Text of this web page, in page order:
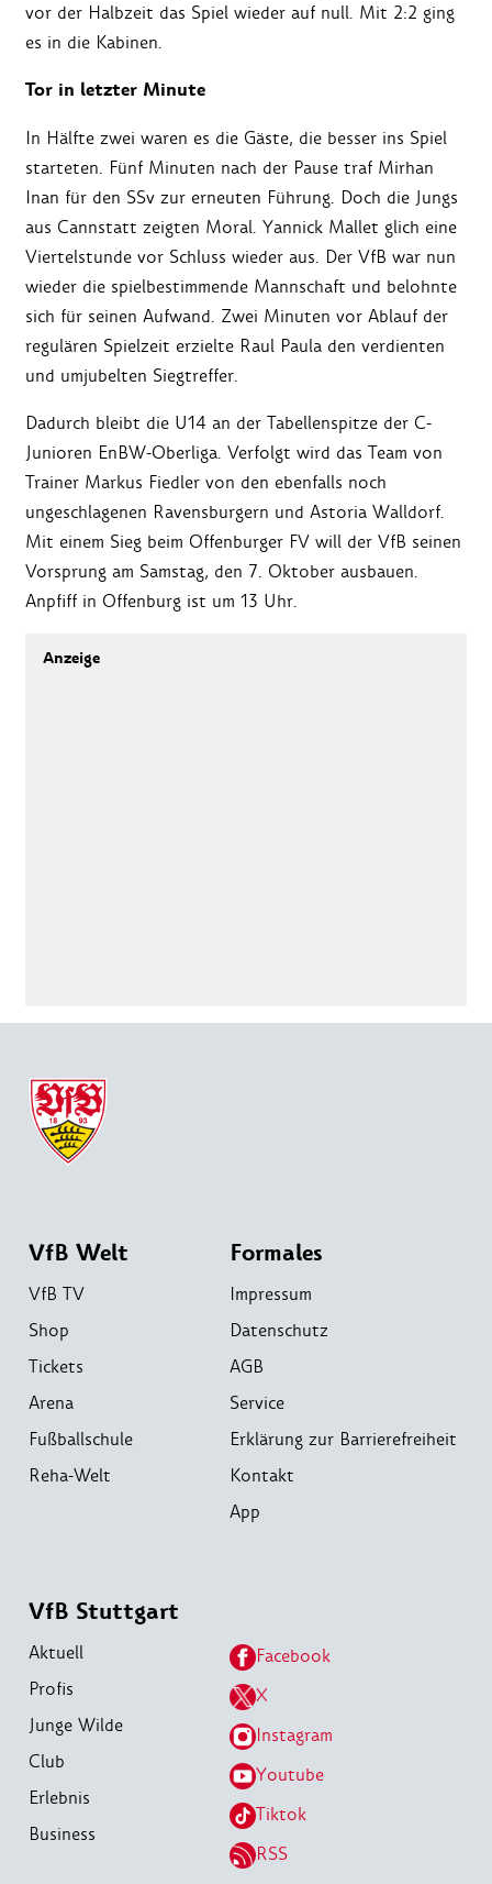
vor der Halbzeit das Spiel wieder auf null. Mit 2:2 ging
es in die Kabinen.
Tor in letzter Minute
In Hälfte zwei waren es die Gäste, die besser ins Spiel
starteten. Fünf Minuten nach der Pause traf Mirhan
Inan für den SSv zur erneuten Führung. Doch die Jungs
aus Cannstatt zeigten Moral. Yannick Mallet glich eine
Viertelstunde vor Schluss wieder aus. Der VfB war nun
wieder die spielbestimmende Mannschaft und belohnte
sich für seinen Aufwand. Zwei Minuten vor Ablauf der
regulären Spielzeit erzielte Raul Paula den verdienten
und umjubelten Siegtreffer.
Dadurch bleibt die U14 an der Tabellenspitze der C-
Junioren EnBW-Oberliga. Verfolgt wird das Team von
Trainer Markus Fiedler von den ebenfalls noch
ungeschlagenen Ravensburgern und Astoria Walldorf.
Mit einem Sieg beim Offenburger FV will der VfB seinen
Vorsprung am Samstag, den 7. Oktober ausbauen.
Anpfiff in Offenburg ist um 13 Uhr.
VfB Welt
VfB TV
Shop
Tickets
Arena
Fußballschule
Reha-Welt
Formales
Impressum
Datenschutz
AGB
Service
Erklärung zur Barrierefreiheit
Kontakt
App
VfB Stuttgart
Aktuell
Profis
Junge Wilde
Club
Erlebnis
Business
Facebook
X
Instagram
Youtube
Tiktok
RSS